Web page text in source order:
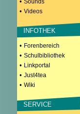
Sounds
• Videos
INFOTHEK
• Forenbereich
• Schulbibliothek
• Linkportal
• Just4tea
• Wiki
SERVICE